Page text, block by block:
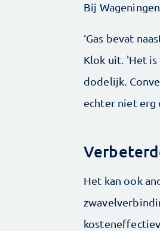
Bij
‘Gas bevat
Klok uit. 'Het
dodelijk.
echter niet erg
Het kan ook